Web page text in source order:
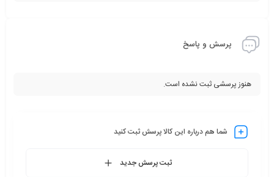
پرسش و پاسخ
هنوز پرسشی ثبت نشده است.
شما هم درباره این کالا پرسش ثبت کنید
ثبت پرسش جدید